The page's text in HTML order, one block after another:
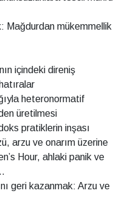
Mağdurdan mükemmellik
içindeki direniş
heteronormatif
üretilmesi
pratiklerin inşası
arzu ve onarım üzerine
Hour, ahlaki panik ve
geri kazanmak: Arzu ve